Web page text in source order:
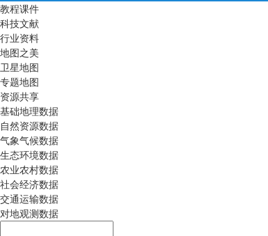
教程课件
科技文献
行业资料
地图之美
卫星地图
专题地图
资源共享
基础地理数据
自然资源数据
气象气候数据
生态环境数据
农业农村数据
社会经济数据
交通运输数据
对地观测数据